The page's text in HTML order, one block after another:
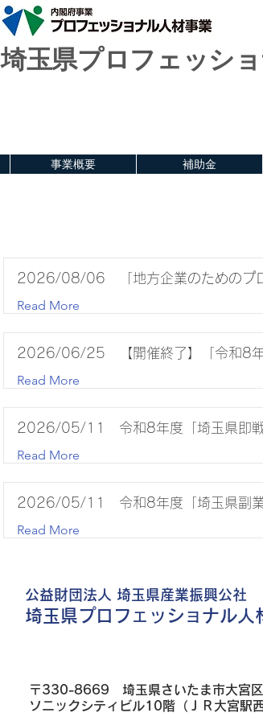
埼玉県プロフェッシ
事業概要 補助金
2026/08/06 「地方企業のためのプロ
Read More
2026/06/25 【開催終了】「令和8年
Read More
2026/05/11 令和8年度「埼玉県即戦
Read More
2026/05/11 令和8年度「埼玉県副業･
Read More
公益財団法人 埼玉県産業振興公社
埼玉県プロフェッショナル人
〒330-8669 埼玉県さいたま市大宮
ソニックシティビル10階（ＪＲ大宮駅